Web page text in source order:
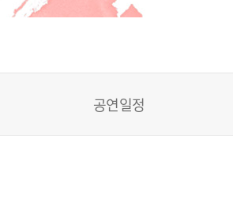
대관신청서식안내
공연장 안전교육
공연일정